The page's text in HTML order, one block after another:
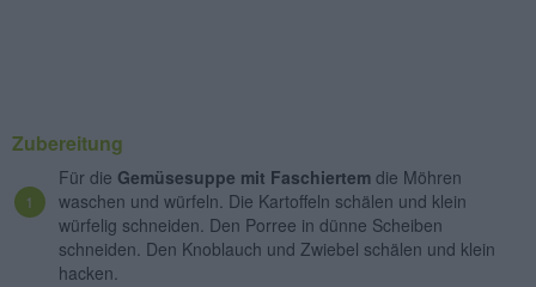
Zubereitung
Für die Gemüsesuppe mit Faschiertem die Möhren
waschen und würfeln. Die Kartoffeln schälen und klein
würfelig schneiden. Den Porree in dünne Scheiben
schneiden. Den Knoblauch und Zwiebel schälen und klein
hacken.